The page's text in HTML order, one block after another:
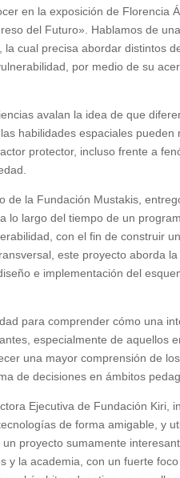
en la exposición de Florencia
del Futuro». Hablamos de
la cual precisa abordar distintos
por medio de su
avalan la idea de que
habilidades espaciales
protector, incluso frente a
de la Fundación Mustakis,
lo largo del tiempo de un
con el fin de construir
este proyecto aborda
e implementación del
para comprender cómo una
especialmente de aquellos
una mayor comprensión de
de decisiones en ámbitos
Ejecutiva de Fundación Kiri,
de forma amigable, y
proyecto sumamente
y la academia, con un fuerte